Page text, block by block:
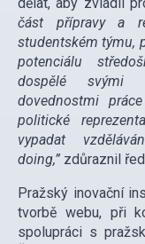
část přípravy a
studentském týmu,
potenciálu
dospělé svými
dovednostmi
politické
vypadat
doing,” zdůraznil
Pražský inovační
tvorbě webu, při
spolupráci s